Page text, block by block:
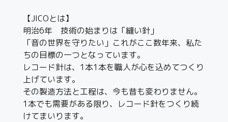
【JICOとは】
明治6年 技術の始まりは「縫い針」
「音の世界を守りたい」これがここ数年来、私た
ちの目標の一つとなっています。
レコード針は、1本1本を職人が心を込めてつくり
上げています。
その製造方法と工程は、今も昔も変わりません。
1本でも需要がある限り、レコード針をつくり続
けてまいります。